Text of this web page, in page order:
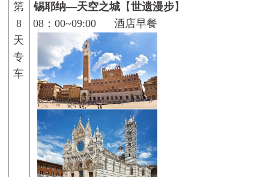
第
8
天
专
车
锡耶纳—天空之城 【世遗漫步】
08 ：00~09:00酒店早餐